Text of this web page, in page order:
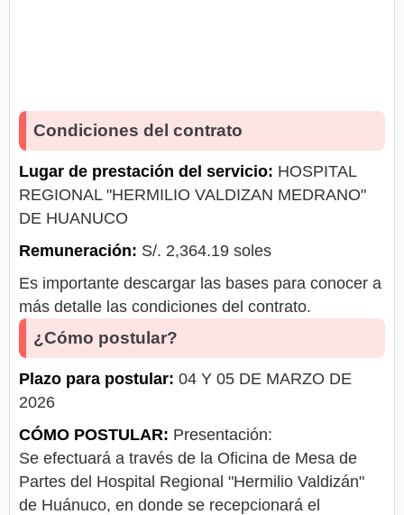
Condiciones del contrato
Lugar de prestación del servicio: HOSPITAL
REGIONAL "HERMILIO VALDIZAN MEDRANO"
DE HUANUCO
Remuneración: S/. 2,364.19 soles
Es importante descargar las bases para conocer a
más detalle las condiciones del contrato.
¿Cómo postular?
Plazo para postular: 04 Y 05 DE MARZO DE
2026
CÓMO POSTULAR: Presentación:
Se efectuará a través de la Oficina de Mesa de
Partes del Hospital Regional "Hermilio Valdizán"
de Huánuco, en donde se recepcionará el